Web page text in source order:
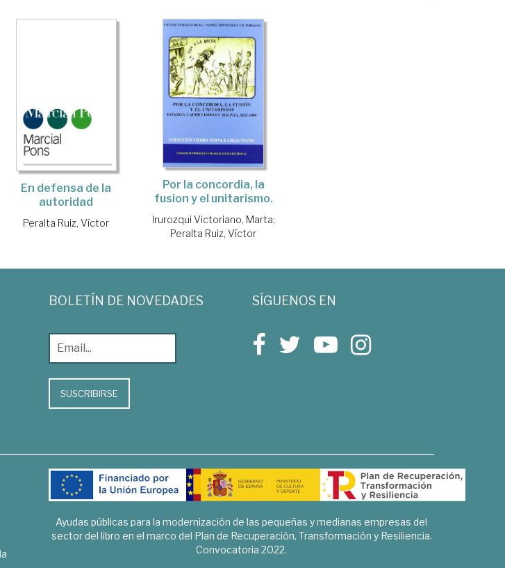
En defensa de la
autoridad
Peralta Ruiz, Víctor
Por la concordia, la
fusion y el unitarismo.
Irurozqui Victoriano, Marta;
Peralta Ruiz, Víctor
BOLETÍN DE NOVEDADES
SUSCRIBIRSE
SÍGUENOS EN
Ayudas públicas para la modernización de las pequeñas y medianas empresas del
sector del libro en el marco del Plan de Recuperación, Transformación y Resiliencia.
Convocatoria 2022.